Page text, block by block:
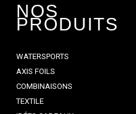
NOS
PRODUITS
WATERSPORTS
AXIS FOILS
COMBINAISONS
TEXTILE